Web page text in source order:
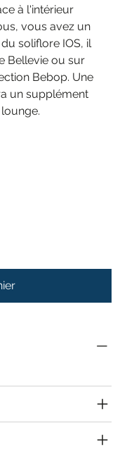
à l'intérieur
vous avez un
soliflore IOS, il
Bellevie ou sur
Bebop. Une
un supplément